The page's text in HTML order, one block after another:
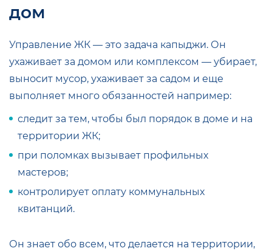
дом
Управление ЖК — это задача капыджи. Он
ухаживает за домом или комплексом — убирает,
выносит мусор, ухаживает за садом и еще
выполняет много обязанностей например:
следит за тем, чтобы был порядок в доме и на
территории ЖК;
при поломках вызывает профильных
мастеров;
контролирует оплату коммунальных
квитанций.
Он знает обо всем, что делается на территории,